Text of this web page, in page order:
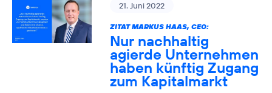
21. Juni 2022
ZITAT MARKUS HAAS, CEO:
Nur nachhaltig
agierde Unternehmen
haben künftig Zugang
zum Kapitalmarkt